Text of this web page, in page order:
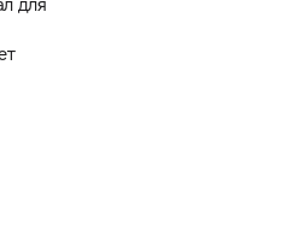
для